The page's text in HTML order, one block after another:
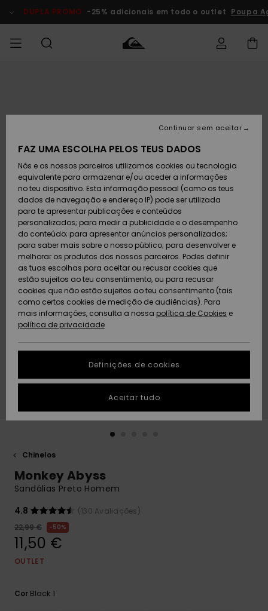
do
DUPLA PROMO -25% adicionais em todo o outlet Poupa
Calçado e
chinelos
Surfe/água
Snow
Artigos
recém-
chegados
Coleções
MENINO
Calçado e
chinelos
Surfe/água
Neve
Artigos
recém-
chegados
Highlights
MULHER
chegados
Highlights
Snow
SURF
Crianças
Highlights
Community
SNOW
Artigos
Criança
Snow Shop
Feminino
Highlights
Community
DUPLA
PROMO
Criança
Outlet
Mulher
AJUDA
Devoluções
Pagamento
Cartão
presente
Quiksilver
Freedom
Protecção de
dados
Guia de
tamanhos
conversa para
obteres a
resposta mais
rápida à tua
conversa
respostas
para as
SUSTAINABILITY
PRESENTE
DESEJO
Chinelos
Monkey Abyss
Sandálias Preto Homem
4.8
(130 Avaliações)
22,99 €
50%
11,50 €
OUTLET
Cor Black 1
FAZ UMA ESCOLHA PELOS TEUS DADOS
Nós e os nossos parceiros utilizamos cookies ou tecnologia
equivalente para armazenar e/ou aceder a informações
no teu dispositivo. Esta informação pessoal (como os teus
dados de navegação e endereço IP) pode ser utilizada
para te apresentar publicações e conteúdos
personalizados; para medir a publicidade e o desempenho
do conteúdo; para apresentar anúncios personalizados;
para saber mais sobre o nosso público; para desenvolver e
melhorar os produtos dos nossos parceiros. Podes definir
as tuas escolhas para aceitar ou recusar cookies que
estão sujeitos ao teu consentimento, ou para recusar
cookies que não estão sujeitos ao teu consentimento (tais
como certos cookies de medição de audiências). Para
mais informações, consulta a nossa política de Cookies e
política de privacidade
Definições de cookies
Continuar sem aceitar
Aceitar tudo